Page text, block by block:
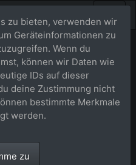
zu bieten, verwenden wir
Geräteinformationen zu
Wenn du
können wir Daten wie
IDs auf dieser
deine Zustimmung nicht
bestimmte Merkmale
werden.
zu